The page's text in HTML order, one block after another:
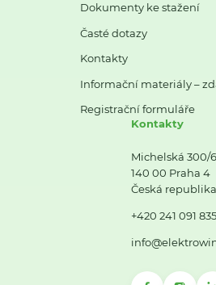
Dokumenty ke stažení
Časté dotazy
Kontakty
Informační materiály –
Registrační formuláře
Kontakty
Michelská 300/
140 00 Praha 4
Česká republika
+420 241 091 835